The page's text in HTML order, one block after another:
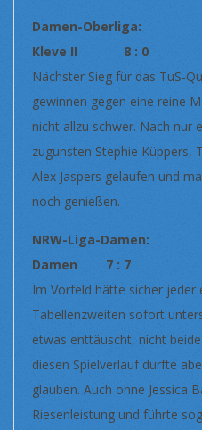
Damen-Oberliga:
Kleve II 8 : 0
Nächster Sieg für das TuS-
gewinnen gegen eine reine
nicht allzu schwer. Nach nur
zugunsten Stephie Küppers,
Alex Jaspers gelaufen und
noch genießen.
NRW-Liga-Damen:
Damen 7 : 7
Im Vorfeld hätte sicher jeder
Tabellenzweiten sofort
etwas enttäuscht, nicht
diesen Spielverlauf durfte
glauben. Auch ohne Jessica
Riesenleistung und führte